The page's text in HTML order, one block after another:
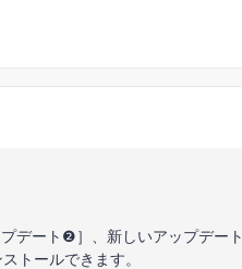
デート❷］、新しいアップデート
トールできます。